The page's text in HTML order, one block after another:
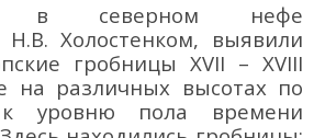
в северном нефе
Холостенком, выявили
гробницы XVII – XVIII
на различных высотах по
уровню пола времени